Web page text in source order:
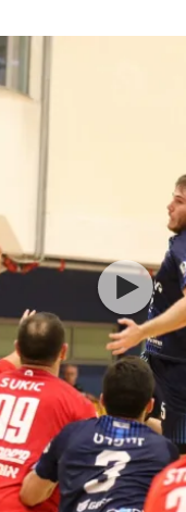
אביב
ליגה
ליגה